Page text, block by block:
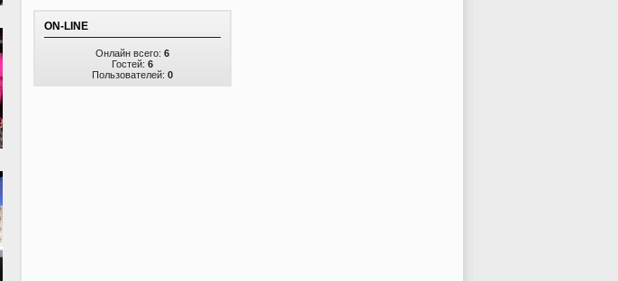
ON-LINE
Онлайн всего: 6
Гостей: 6
Пользователей: 0